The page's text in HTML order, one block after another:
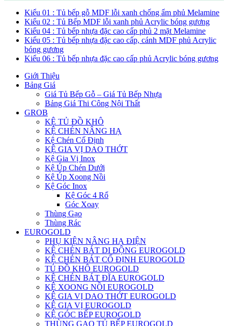
Kiểu 01 : Tủ bếp gỗ MDF lỗi xanh chống ẩm phủ Melamine
Kiểu 02 : Tủ Bếp MDF lỗi xanh phủ Acrylic bóng gương
Kiểu 04 : Tủ bếp nhựa đặc cao cấp phủ 2 mặt Melamine
Kiểu 05 : Tủ bếp nhựa đặc cao cấp, cánh MDF phủ Acrylic
bóng gương
Kiểu 06 : Tủ bếp nhựa đặc cao cấp phủ Acrylic bóng gương
Giới Thiệu
Bảng Giá
Giá Tủ Bếp Gỗ – Giá Tủ Bếp Nhựa
Bảng Giá Thi Công Nội Thất
GROB
KỆ TỦ ĐỒ KHÔ
KỆ CHÉN NÂNG HẠ
Kệ Chén Cố Định
KỆ GIA VỊ DAO THỚT
Kệ Gia Vị Inox
Kệ Úp Chén Dưới
Kệ Úp Xoong Nồi
Kệ Góc Inox
Kệ Góc 4 Rổ
Góc Xoay
Thùng Gạo
Thùng Rác
EUROGOLD
PHỤ KIỆN NÂNG HẠ ĐIỆN
KỆ CHÉN BÁT DI ĐỘNG EUROGOLD
KỆ CHÉN BÁT CỐ ĐỊNH EUROGOLD
TỦ ĐỒ KHÔ EUROGOLD
KỆ CHÉN BÁT ĐĨA EUROGOLD
KỆ XOONG NỒI EUROGOLD
KỆ GIA VỊ DAO THỚT EUROGOLD
KỆ GIA VỊ EUROGOLD
KỆ GÓC BẾP EUROGOLD
THÙNG GẠO TỦ BẾP EUROGOLD